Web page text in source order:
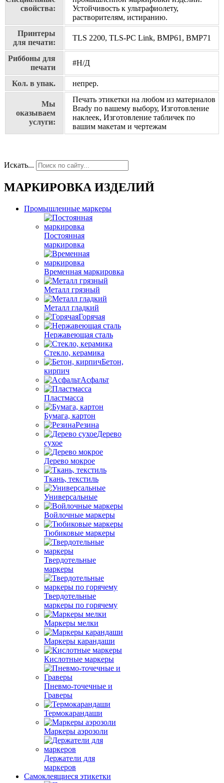
свойства:
Устойчивость к ультрафиолету,
растворителям, истиранию.
Принтеры
для печати:
TLS 2200, TLS-PC Link, BMP61, BMP71
Риббоны для
печати
#Н/Д
Кол. в упак. непрер.
Мы
оказываем
услуги:
Печать этикетки на любом из материалов
Brady по вашему выбору, Изготовление
наклеек, Изготовление табличек по
вашим макетам и чертежам
Искать...
МАРКИРОВКА ИЗДЕЛИЙ
Промышленные маркеры
Постоянная
маркировка
Временная маркировка
Металл грязный
Металл гладкий
Горячая
Нержавеющая сталь
Стекло, керамика
Бетон,
кирпич
Асфальт
Пластмасса
Бумага, картон
Резина
Дерево
сухое
Дерево мокрое
Ткань, текстиль
Универсальные
Войлочные маркеры
Тюбиковые маркеры
Твердотельные
маркеры
Твердотельные
маркеры по горячему
Маркеры мелки
Маркеры карандаши
Кислотные маркеры
Пневмо-точечные и
Граверы
Термокарандаши
Маркеры аэрозоли
Держатели для
маркеров
Самоклеящиеся этикетки